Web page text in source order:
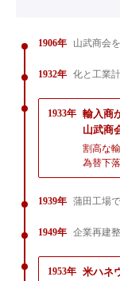
1906年 山武商会
1932年 化と工業
1933年 輸入商
山武商
割高な
為替下
1939年 蒲田工場
1949年 企業再建
1953年 米ハネ